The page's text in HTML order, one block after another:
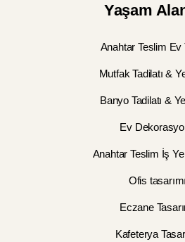
Yaşam
Anahtar Teslim Ev
Mutfak Tadilatı &
Banyo Tadilatı &
Ev
Anahtar Teslim İş
Ofis tasarımı
Eczane
Kafeterya